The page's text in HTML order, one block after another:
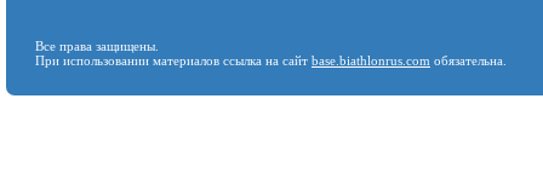
Все права защищены.
При использовании материалов ссылка на сайт base.biathlonrus.com обязательна.